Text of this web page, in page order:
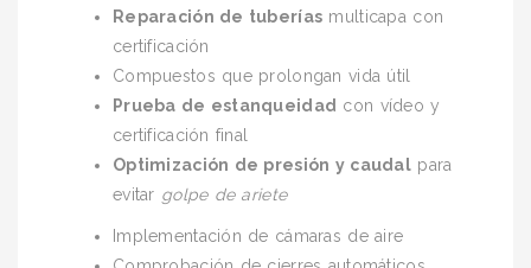
Reparación de tuberías multicapa con
certificación
Compuestos que prolongan vida útil
Prueba de estanqueidad con vídeo y
certificación final
Optimización de presión y caudalpara
evitar golpe de ariete
Implementación de cámaras de aire